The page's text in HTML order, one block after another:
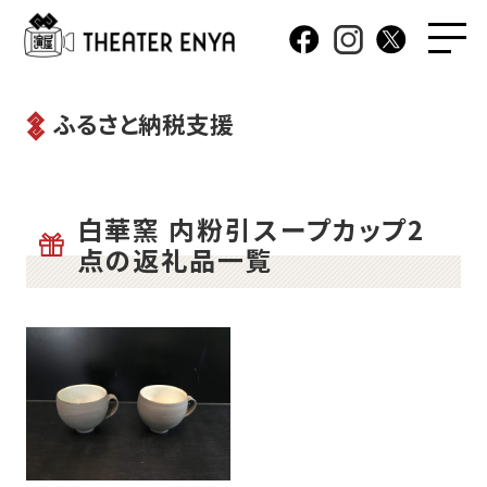
ふるさと納税支援
白華窯 内粉引スープカップ2
点の返礼品一覧